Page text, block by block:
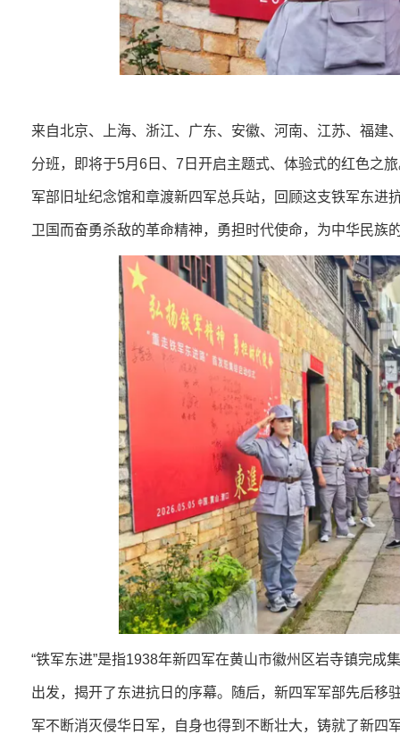
来自北京、上海、浙江、广东、安徽、河南、江苏、福
分班，即将于5月6日、7日开启主题式、体验式的红色之
军部旧址纪念馆和章渡新四军总兵站，回顾这支铁军东进
卫国而奋勇杀敌的革命精神，勇担时代使命，为中华民族
“铁军东进”是指1938年新四军在黄山市徽州区岩寺镇完
出发，揭开了东进抗日的序幕。 随后，新四军军部先后移
军不断消灭侵华日军，自身也得到不断壮大，铸就了新四